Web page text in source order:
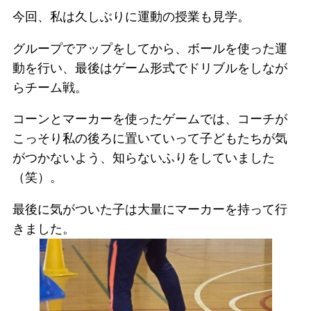
今回、私は久しぶりに運動の授業も見学。
グループでアップをしてから、ボールを使った運
動を行い、最後はゲーム形式でドリブルをしなが
らチーム戦。
コーンとマーカーを使ったゲームでは、コーチが
こっそり私の後ろに置いていって子どもたちが気
がつかないよう、知らないふりをしていました
（笑）。
最後に気がついた子は大量にマーカーを持って行
きました。